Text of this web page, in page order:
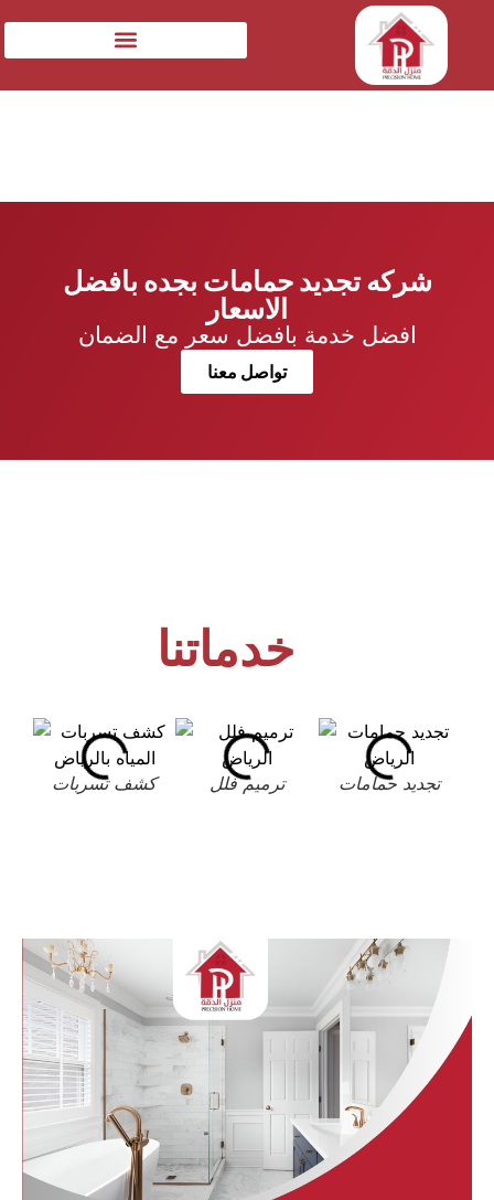
شركه تجديد حمامات بجده بافضل
الاسعار
افضل خدمة بافضل سعر مع الضمان
تواصل معنا
خدماتنا
كشف تسربات ترميم فلل تجديد حمامات